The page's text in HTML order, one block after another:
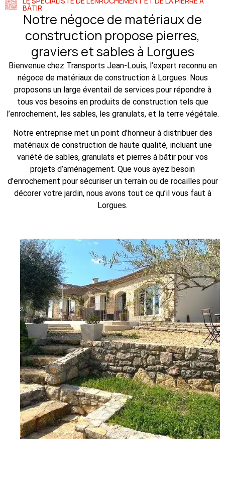
BÂTIR
Notre négoce de matériaux de
construction propose pierres,
graviers et sables à Lorgues
Bienvenue chez Transports Jean-Louis, l’expert reconnu en
négoce de matériaux de construction à Lorgues. Nous
proposons un large éventail de services pour répondre à
tous vos besoins en produits de construction tels que
l’enrochement, les sables, les granulats, et la terre végétale.
Notre entreprise met un point d’honneur à distribuer des
matériaux de construction de haute qualité, incluant une
variété de sables, granulats et pierres à bâtir pour vos
projets d’aménagement. Que vous ayez besoin
d’enrochement pour sécuriser un terrain ou de rocailles pour
décorer votre jardin, nous avons tout ce qu’il vous faut à
Lorgues.